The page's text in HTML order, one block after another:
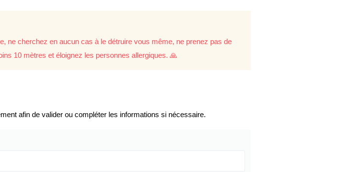
ne cherchez en aucun cas à le détruire vous même, ne prenez pas de
10 mètres et éloignez les personnes allergiques. 🙏
afin de valider ou compléter les informations si nécessaire.